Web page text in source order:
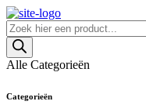
Skip
to
content
Producten
zoeken
Alle Categorieën
Categorieën